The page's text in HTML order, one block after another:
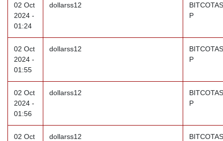
02 Oct
2024 -
01:24
dollarss12
P
02 Oct
2024 -
01:55
dollarss12
P
02 Oct
2024 -
01:56
dollarss12
P
02 Oct
dollarss12